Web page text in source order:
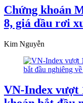
Chứng khoán
8, giá dầu rơi
Kim Nguyễn
VN-Index vượt